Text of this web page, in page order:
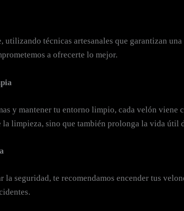
técnicas artesanales que garantizan
a ofrecerte lo mejor.
y mantener tu entorno limpio, cada velón viene
limpieza, sino que también prolonga la vida útil
seguridad, te recomendamos encender tus